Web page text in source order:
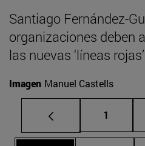
Santiago Fernández-
organizaciones deben
las nuevas ‘líneas
Imagen Manuel Castells
Página
1